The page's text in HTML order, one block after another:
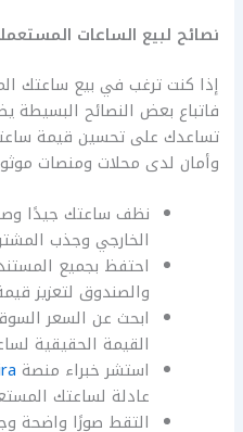
نصائح لبيع الساعات
إذا كنت ترغب في بيع ساعتك
فاتباع بعض النصائح البسيطة
تساعدك على تحسين قيمة
وأمان لدى محلات ومنصات
نظف ساعتك جيدًا
الخارجي وجذب
احتفظ بجميع
والصندوق لتعزيز
ابحث عن السعر
القيمة الحقيقية
استشر خبراء منصة
عادلة لساعتك
التقط صورًا واضحة